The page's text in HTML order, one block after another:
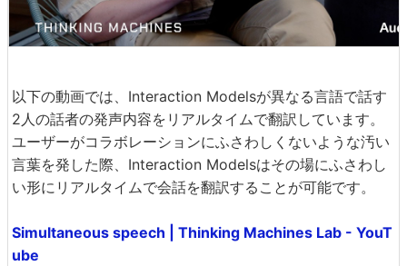
以下の動画では、Interaction Modelsが異なる言語で話す
2人の話者の発声内容をリアルタイムで翻訳しています。
ユーザーがコラボレーションにふさわしくないような汚い
言葉を発した際、Interaction Modelsはその場にふさわし
い形にリアルタイムで会話を翻訳することが可能です。
Simultaneous speech | Thinking Machines Lab - YouT
ube